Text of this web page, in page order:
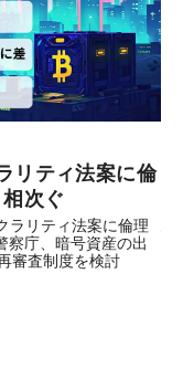
リティ法案に倫
次ぐ
ラリティ法案に倫理
庁、暗号資産の出
審査制度を検討